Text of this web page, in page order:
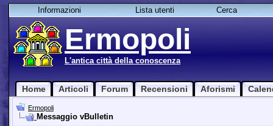
Informazioni Lista utenti Cerca
Ermopoli
L'antica città della conoscenza
Home Articoli Forum Recensioni Aforismi
Ermopoli
Messaggio vBulletin